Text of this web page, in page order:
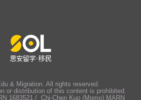
& Migration. All rights reserved.
or distribution of this content is prohibited.
1683521 / Chi-Chen Kuo (Momo) MARN